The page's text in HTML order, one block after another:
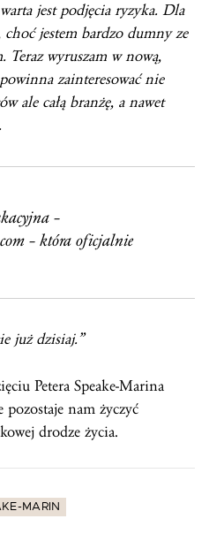
jest podjęcia ryzyka. Dla
jestem bardzo dumny ze
Teraz wyruszam w nową,
zainteresować nie
ale całą branżę, a nawet
–
– która oficjalnie
już dzisiaj.”
Petera Speake-Marina
nam życzyć
drodze życia.
MARIN